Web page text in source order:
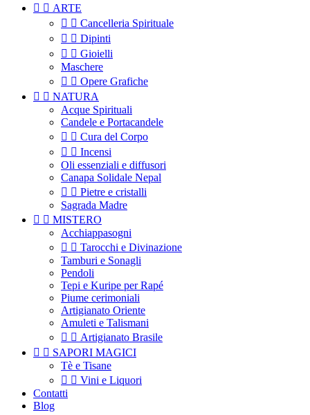
  ARTE
  Cancelleria Spirituale
  Dipinti
  Gioielli
Maschere
  Opere Grafiche
  NATURA
Acque Spirituali
Candele e Portacandele
  Cura del Corpo
  Incensi
Oli essenziali e diffusori
Canapa Solidale Nepal
  Pietre e cristalli
Sagrada Madre
  MISTERO
Acchiappasogni
  Tarocchi e Divinazione
Tamburi e Sonagli
Pendoli
Tepi e Kuripe per Rapé
Piume cerimoniali
Artigianato Oriente
Amuleti e Talismani
  Artigianato Brasile
  SAPORI MAGICI
Tè e Tisane
  Vini e Liquori
Contatti
Blog